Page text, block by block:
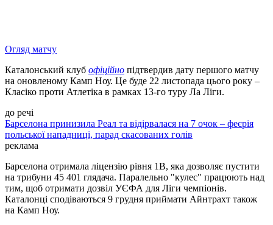
Огляд матчу
Каталонський клуб офіційно підтвердив дату першого матчу
на оновленому Камп Ноу. Це буде 22 листопада цього року –
Класіко проти Атлетіка в рамках 13-го туру Ла Ліги.
до речі
Барселона принизила Реал та відірвалася на 7 очок – феєрія
польської нападниці, парад скасованих голів
реклама
Барселона отримала ліцензію рівня 1В, яка дозволяє пустити
на трибуни 45 401 глядача. Паралельно "кулес" працюють над
тим, щоб отримати дозвіл УЄФА для Ліги чемпіонів.
Каталонці сподіваються 9 грудня приймати Айнтрахт також
на Камп Ноу.